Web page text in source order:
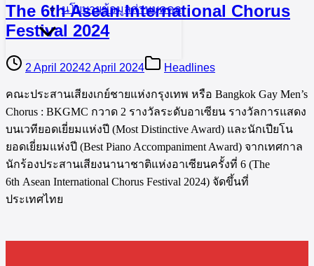
นโยบายข้อมูลส่วนบุคคล
The 6th Asean International Chorus
Festival 2024
2 April 20242 April 2024 Headlines
คณะประสานเสียงเกย์ชายแห่งกรุงเทพ หรือ Bangkok Gay Men’s
Chorus : BKGMC กวาด 2 รางวัลระดับอาเซียน รางวัลการแสดง
บนเวทียอดเยี่ยมแห่งปี (Most Distinctive Award) และนักเปียโน
ยอดเยี่ยมแห่งปี (Best Piano Accompaniment Award) จากเทศกาล
นักร้องประสานเสียงนานาชาติแห่งอาเซียนครั้งที่ 6 (The
6th Asean International Chorus Festival 2024) จัดขึ้นที่
ประเทศไทย